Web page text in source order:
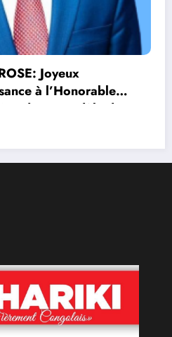
RDC est une organisation
constituée en